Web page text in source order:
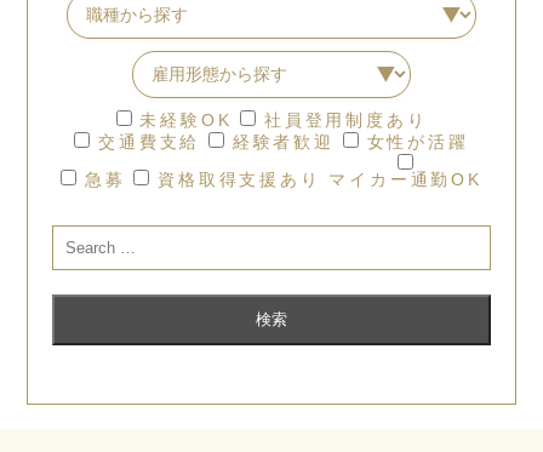
未経験OK
社員登用制度あり
交通費支給
経験者歓迎
女性が活躍
急募
資格取得支援あり マイカー通勤OK